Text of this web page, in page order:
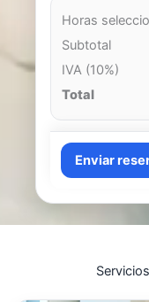
Horas
Subtotal
IVA (10%)
Total
Enviar